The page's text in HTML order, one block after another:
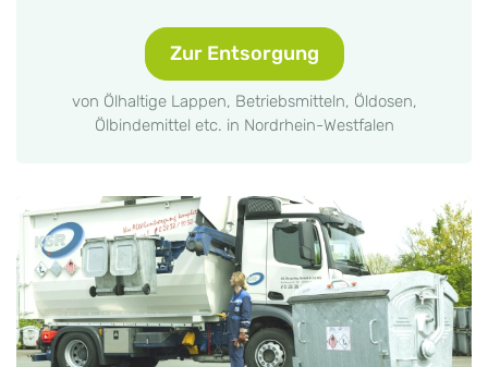
Zur Entsorgung
von Ölhaltige Lappen, Betriebsmitteln, Öldosen,
Ölbindemittel etc. in Nordrhein-Westfalen